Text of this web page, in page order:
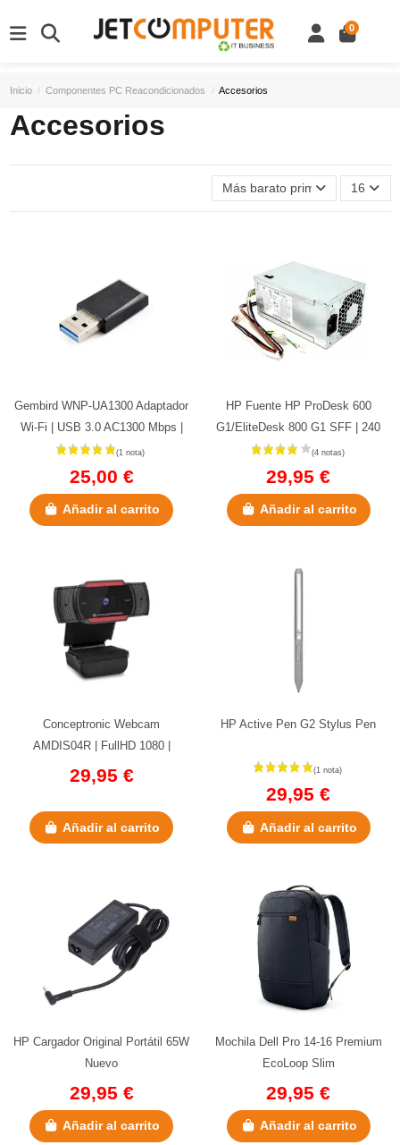
0
Inicio Componentes PC Reacondicionados Accesorios
Accesorios
Más barato primero 16
Gembird WNP-UA1300 Adaptador
Wi-Fi | USB 3.0 AC1300 Mbps |
Dual Band
25,00 €
Añadir al carrito
HP Fuente HP ProDesk 600
G1/EliteDesk 800 G1 SFF | 240
W
29,95 €
Añadir al carrito
Conceptronic Webcam
AMDIS04R | FullHD 1080 |
Micrófono
29,95 €
Añadir al carrito
HP Active Pen G2 Stylus Pen
29,95 €
Añadir al carrito
HP Cargador Original Portátil 65W
Nuevo
29,95 €
Añadir al carrito
Mochila Dell Pro 14-16 Premium
EcoLoop Slim
29,95 €
Añadir al carrito